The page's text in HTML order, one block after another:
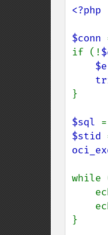
<?php
$conn
if (!
$e
}
$sql =
$stid
while
}